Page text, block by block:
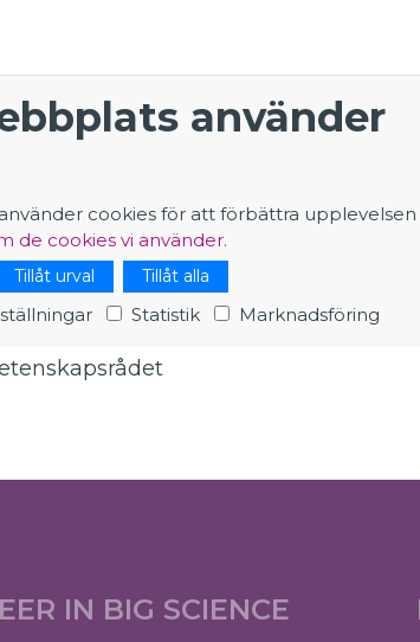
använder
cookies för att förbättra upplevelsen
de cookies vi använder.
Tillåt urval Tillåt alla
Statistik Marknadsföring
och med svenska studenter
på anläggningen. Du
lyssna på
kvällstid.
Uppsala University, Big Science
IN BIG SCIENCE